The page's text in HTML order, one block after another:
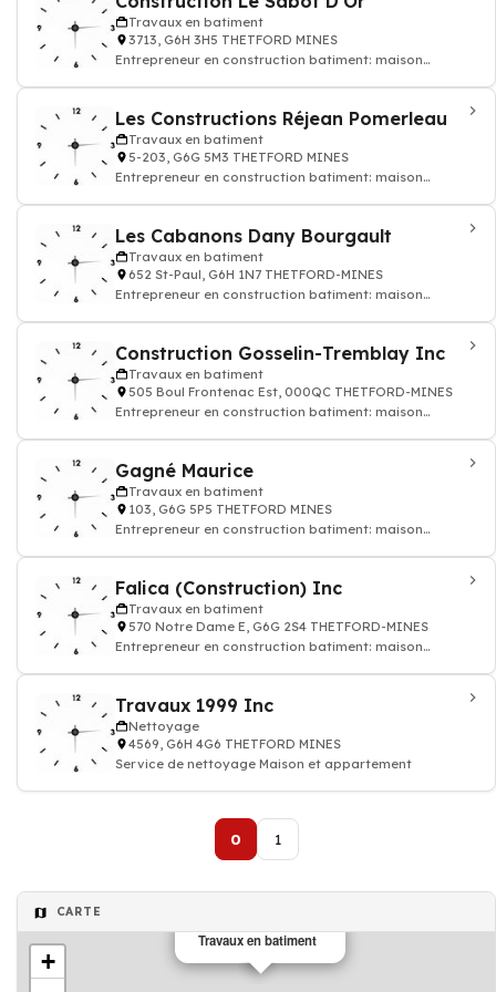
Travaux en batiment
3713, G6H 3H5 THETFORD MINES
Entrepreneur en construction batiment: maison
Les Constructions Réjean Pomerleau
Travaux en batiment
5-203, G6G 5M3 THETFORD MINES
Entrepreneur en construction batiment: maison
Les Cabanons Dany Bourgault
Travaux en batiment
652 St-Paul, G6H 1N7 THETFORD-MINES
Entrepreneur en construction batiment: maison
Construction Gosselin-Tremblay Inc
Travaux en batiment
505 Boul Frontenac Est, 000QC THETFORD-MINES
Entrepreneur en construction batiment: maison
Gagné Maurice
Travaux en batiment
103, G6G 5P5 THETFORD MINES
Entrepreneur en construction batiment: maison
Falica (Construction) Inc
Travaux en batiment
570 Notre Dame E, G6G 2S4 THETFORD-MINES
Entrepreneur en construction batiment: maison
Travaux 1999 Inc
Nettoyage
4569, G6H 4G6 THETFORD MINES
Service de nettoyage Maison et appartement
0 1
CARTE
Travaux en batiment
+